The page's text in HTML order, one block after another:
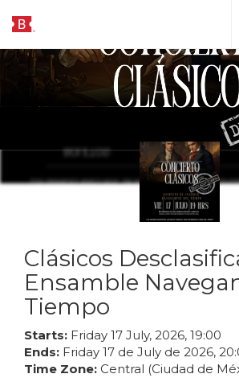
Clásicos
Ensamble
Tiempo
Starts: Friday 17 July, 2026, 19:00
Ends: Friday 17 de July de 2026, 20:
Time Zone: Central (Ciudad de